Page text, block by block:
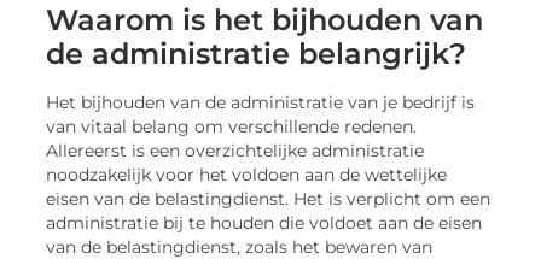
Waarom is het bijhouden van
de administratie belangrijk?
Het bijhouden van de administratie van je bedrijf is
van vitaal belang om verschillende redenen.
Allereerst is een overzichtelijke administratie
noodzakelijk voor het voldoen aan de wettelijke
eisen van de belastingdienst. Het is verplicht om een
administratie bij te houden die voldoet aan de eisen
van de belastingdienst, zoals het bewaren van